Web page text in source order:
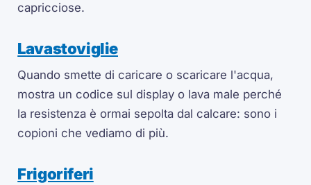
capricciose.
Lavastoviglie
Quando smette di caricare o scaricare l'acqua,
mostra un codice sul display o lava male perché
la resistenza è ormai sepolta dal calcare: sono i
copioni che vediamo di più.
Frigoriferi